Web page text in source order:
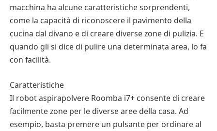
macchina ha alcune caratteristiche sorprendenti,
come la capacità di riconoscere il pavimento della
cucina dal divano e di creare diverse zone di pulizia. E
quando gli si dice di pulire una determinata area, lo fa
con facilità.
Caratteristiche
Il robot aspirapolvere Roomba i7+ consente di creare
facilmente zone per le diverse aree della casa. Ad
esempio, basta premere un pulsante per ordinare al